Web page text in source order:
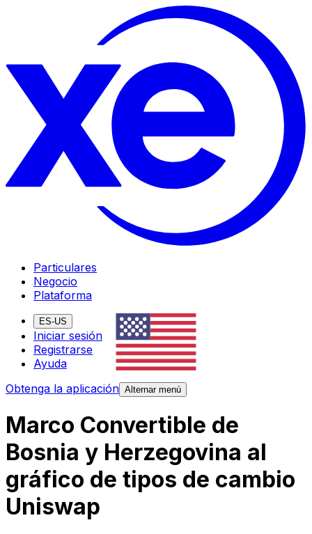
Particulares
Negocio
Plataforma
ES-US
Iniciar sesión
Registrarse
Ayuda
Obtenga la aplicación Alternar menú
Marco Convertible de
Bosnia y Herzegovina al
gráfico de tipos de cambio
Uniswap